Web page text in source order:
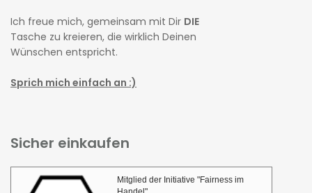
Ich freue mich, gemeinsam mit Dir DIE
Tasche zu kreieren, die wirklich Deinen
Wünschen entspricht.
Sprich mich einfach an :)
Sicher einkaufen
Mitglied der Initiative "Fairness im